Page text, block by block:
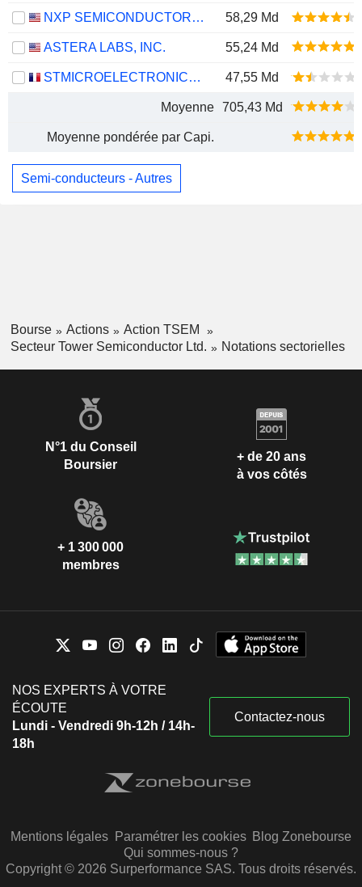
NXP SEMICONDUCTORS N.V. 58,29 Md
ASTERA LABS, INC. 55,24 Md
STMICROELECTRONICS N.V. 47,55 Md
Moyenne 705,43 Md
Moyenne pondérée par Capi.
Semi-conducteurs - Autres
Bourse Actions
Action TSEM
Secteur Tower Semiconductor Ltd.
Notations sectorielles
N°1 du Conseil
Boursier
+ de 20 ans
à vos côtés
+ 1 300 000
membres
NOS EXPERTS À VOTRE
ÉCOUTE
Lundi - Vendredi 9h-12h / 14h-
18h
Contactez-nous
Mentions légales Paramétrer les cookies Blog Zonebourse
Qui sommes-nous ?
Copyright © 2026 Surperformance SAS. Tous droits réservés.